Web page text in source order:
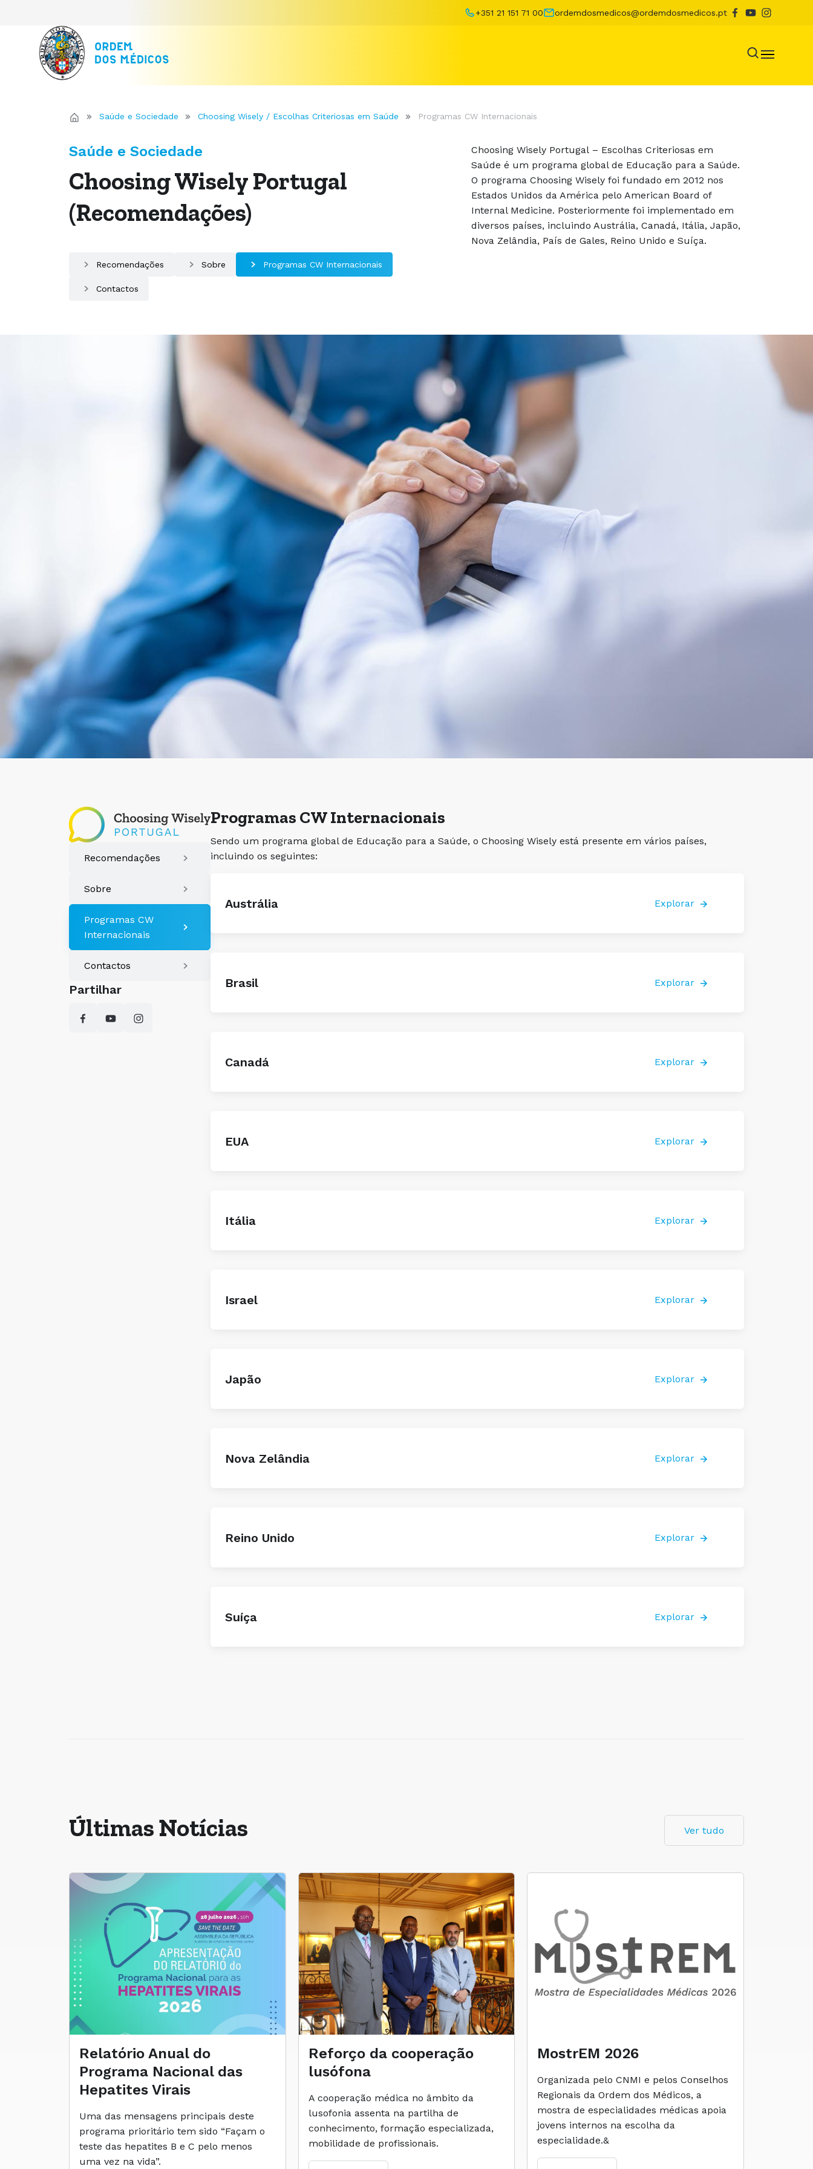
+351 21 151 71 00 ordemdosmedicos@ordemdosmedicos.pt
Saúde e Sociedade Choosing Wisely / Escolhas Criteriosas em Saúde Programas CW Internacionais
Saúde e Sociedade
Choosing Wisely Portugal
(Recomendações)
Recomendações Sobre Programas CW Internacionais
Contactos
Choosing Wisely Portugal – Escolhas Criteriosas em
Saúde é um programa global de Educação para a Saúde.
O programa Choosing Wisely foi fundado em 2012 nos
Estados Unidos da América pelo American Board of
Internal Medicine. Posteriormente foi implementado em
diversos países, incluindo Austrália, Canadá, Itália, Japão,
Nova Zelândia, País de Gales, Reino Unido e Suíça.
Recomendações
Sobre
Programas CW
Internacionais
Contactos
Partilhar
Programas CW Internacionais
Sendo um programa global de Educação para a Saúde, o Choosing Wisely está presente em vários países,
incluindo os seguintes:
Austrália Explorar
Brasil Explorar
Canadá Explorar
EUA Explorar
Itália Explorar
Israel Explorar
Japão Explorar
Nova Zelândia Explorar
Reino Unido Explorar
Suíça Explorar
Últimas Notícias Ver tudo
Relatório Anual do
Programa Nacional das
Hepatites Virais
Uma das mensagens principais deste
programa prioritário tem sido “Façam o
teste das hepatites B e C pelo menos
uma vez na vida”.
Reforço da cooperação
lusófona
A cooperação médica no âmbito da
lusofonia assenta na partilha de
conhecimento, formação especializada,
mobilidade de profissionais.
MostrEM 2026
Organizada pelo CNMI e pelos Conselhos
Regionais da Ordem dos Médicos, a
mostra de especialidades médicas apoia
jovens internos na escolha da
especialidade.&